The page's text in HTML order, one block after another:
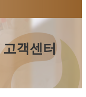
고객센터